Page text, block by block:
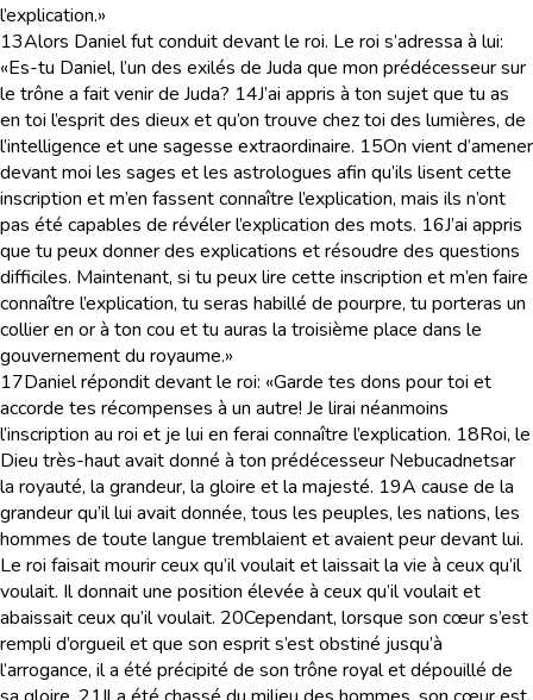
l’explication.»
13Alors Daniel fut conduit devant le roi. Le roi s’adressa à lui:
«Es-tu Daniel, l’un des exilés de Juda que mon prédécesseur sur
le trône a fait venir de Juda? 14J’ai appris à ton sujet que tu as
en toi l’esprit des dieux et qu’on trouve chez toi des lumières, de
l’intelligence et une sagesse extraordinaire. 15On vient d’amener
devant moi les sages et les astrologues afin qu’ils lisent cette
inscription et m’en fassent connaître l’explication, mais ils n’ont
pas été capables de révéler l’explication des mots. 16J’ai appris
que tu peux donner des explications et résoudre des questions
difficiles. Maintenant, si tu peux lire cette inscription et m’en faire
connaître l’explication, tu seras habillé de pourpre, tu porteras un
collier en or à ton cou et tu auras la troisième place dans le
gouvernement du royaume.»
17Daniel répondit devant le roi: «Garde tes dons pour toi et
accorde tes récompenses à un autre! Je lirai néanmoins
l’inscription au roi et je lui en ferai connaître l’explication. 18Roi, le
Dieu très-haut avait donné à ton prédécesseur Nebucadnetsar
la royauté, la grandeur, la gloire et la majesté. 19A cause de la
grandeur qu’il lui avait donnée, tous les peuples, les nations, les
hommes de toute langue tremblaient et avaient peur devant lui.
Le roi faisait mourir ceux qu’il voulait et laissait la vie à ceux qu’il
voulait. Il donnait une position élevée à ceux qu’il voulait et
abaissait ceux qu’il voulait. 20Cependant, lorsque son cœur s’est
rempli d’orgueil et que son esprit s’est obstiné jusqu’à
l’arrogance, il a été précipité de son trône royal et dépouillé de